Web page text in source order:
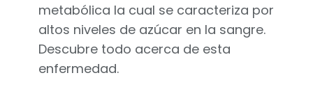
metabólica la cual se caracteriza por
altos niveles de azúcar en la sangre.
Descubre todo acerca de esta
enfermedad.